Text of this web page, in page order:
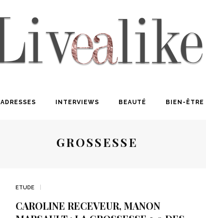
ADRESSES INTERVIEWS BEAUTÉ BIEN-ÊTRE
GROSSESSE
ETUDE
CAROLINE RECEVEUR, MANON